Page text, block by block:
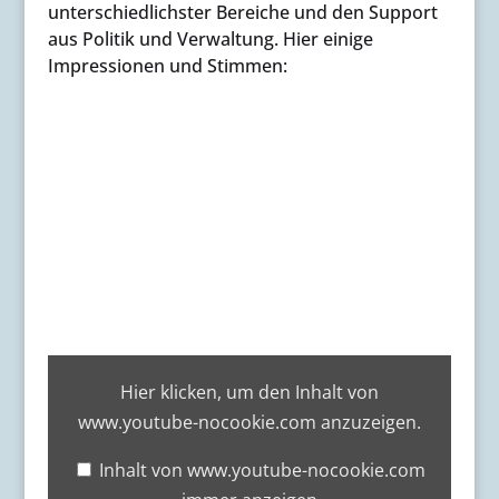
unterschiedlichster Bereiche und den Support
aus Politik und Verwaltung. Hier einige
Impressionen und Stimmen:
Hannovers
Hier klicken, um den Inhalt von
www.youtube-nocookie.com anzuzeigen.
Inhalt von www.youtube-nocookie.com